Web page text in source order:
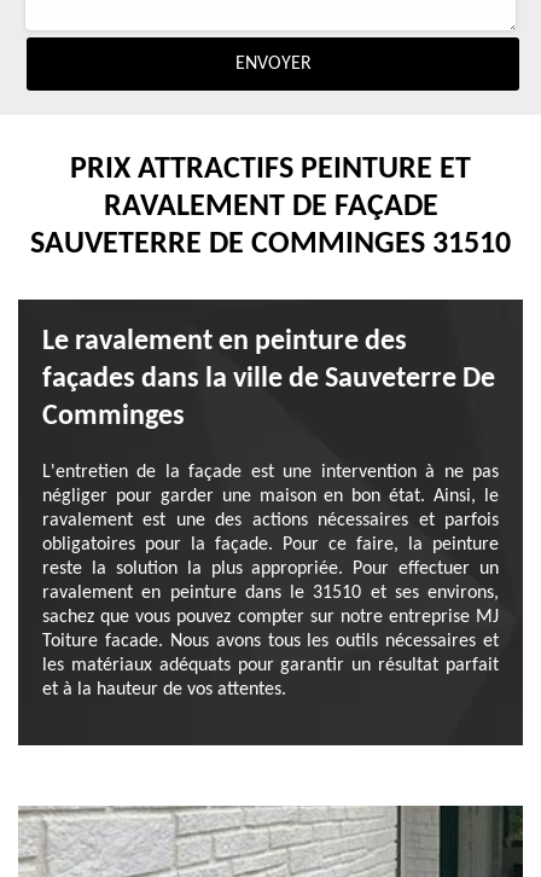
PRIX ATTRACTIFS PEINTURE ET
RAVALEMENT DE FAÇADE
SAUVETERRE DE COMMINGES 31510
Le ravalement en peinture des
façades dans la ville de Sauveterre De
Comminges
L'entretien de la façade est une intervention à ne pas
négliger pour garder une maison en bon état. Ainsi, le
ravalement est une des actions nécessaires et parfois
obligatoires pour la façade. Pour ce faire, la peinture
reste la solution la plus appropriée. Pour effectuer un
ravalement en peinture dans le 31510 et ses environs,
sachez que vous pouvez compter sur notre entreprise MJ
Toiture facade. Nous avons tous les outils nécessaires et
les matériaux adéquats pour garantir un résultat parfait
et à la hauteur de vos attentes.